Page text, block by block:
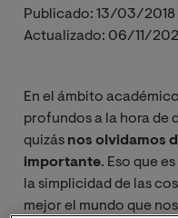
Publicado: 13/03/2018
Actualizado: 06/11/
En el ámbito
profundos a la hora de
quizás nos olvidamos
importante. Eso que
la simplicidad de las
mejor el mundo que